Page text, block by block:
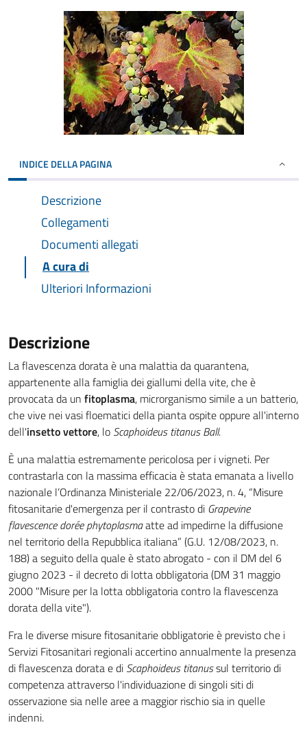
INDICE DELLA PAGINA
Descrizione
Collegamenti
Documenti allegati
A cura di
Ulteriori Informazioni
Descrizione
La flavescenza dorataè una malattia da quarantena,
appartenente alla famiglia dei giallumi della vite, che è
provocata da un fitoplasma, microrganismo simile a un batterio,
che vive nei vasi floematici della pianta ospite oppure all'interno
dell'insetto vettore, lo Scaphoideus titanusBall.
È una malattia estremamente pericolosa per i vigneti. Per
contrastarla con la massima efficacia è stata emanata a livello
nazionale l’Ordinanza Ministeriale 22/06/2023, n. 4, “Misure
fitosanitarie d'emergenza per il contrasto di Grapevine
flavescence dorée phytoplasmaatte ad impedirne la diffusione
nel territorio della Repubblica italiana” (G.U. 12/08/2023, n.
188) a seguito della quale è stato abrogato - con il DM del 6
giugno 2023 - il decreto di lotta obbligatoria (DM 31 maggio
2000 "Misure per la lotta obbligatoria contro la flavescenza
dorata della vite").
Fra le diverse misure fitosanitarie obbligatorie è previsto che i
Servizi Fitosanitari regionali accertino annualmente la presenza
di flavescenza dorata e di Scaphoideus titanussul territorio di
competenza attraverso l'individuazione di singoli siti di
osservazione sia nelle aree a maggior rischio sia in quelle
indenni.